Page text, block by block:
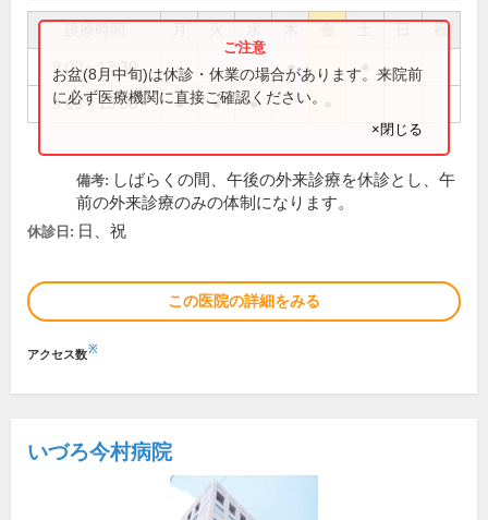
祝
9:00～12:30 ●
9:00～13:00 ● ● ●
お盆(8月中旬)は休診・休業の場合があります。来院前
に必ず医療機関に直接ご確認ください。
×閉じる
備考: しばらくの間、午後の外来診療を休診とし、午
前の外来診療のみの体制になります。
休診日: 日、祝
この医院の詳細をみる
アクセス数※
いづろ今村病院